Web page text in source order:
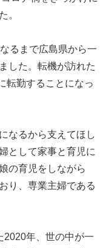
。
るまで広島県から一
した。転機が訪れた
転勤することになっ
なるから支えてほし
として家事と育児に
の育児をしながら
り、専業主婦である
2020年、世の中が一